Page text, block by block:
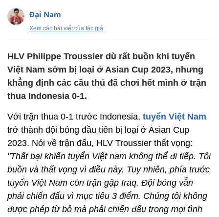
Đại Nam
Xem các bài viết của tác giả
HLV Philippe Troussier dù rất buồn khi tuyển
Việt Nam sớm bị loại ở Asian Cup 2023, nhưng
khẳng định các cầu thủ đã chơi hết mình ở trận
thua Indonesia 0-1.
Với trận thua 0-1 trước Indonesia, tuyển Việt Nam
trở thành đội bóng đầu tiên bị loại ở Asian Cup
2023. Nói về trận đấu, HLV Troussier thất vọng:
"Thất bại khiến tuyển Việt nam không thể đi tiếp. Tôi
buồn và thất vọng vì điều này. Tuy nhiên, phía trước
tuyển Việt Nam còn trận gặp Iraq. Đội bóng vẫn
phải chiến đấu vì mục tiêu 3 điểm. Chúng tôi không
được phép từ bỏ mà phải chiến đấu trong mọi tình